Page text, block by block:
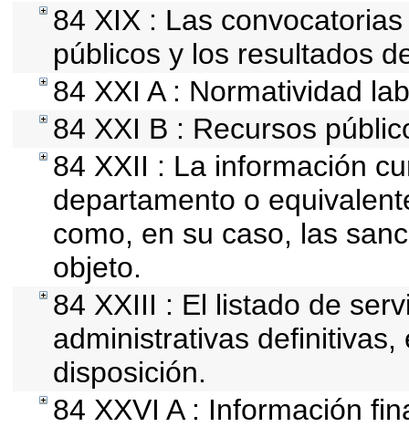
84 XIX : Las
públicos y los resultados
84 XXI A : Normatividad
84 XXI B : Recursos
84 XXII : La información
departamento o
como, en su caso, las
objeto.
84 XXIII : El listado de
administrativas
disposición.
84 XXVI A : Información